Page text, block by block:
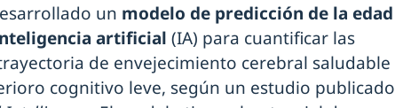
un modelo de predicción de la edad
artificial (IA) para cuantificar las
de envejecimiento cerebral saludable
cognitivo leve, según un estudio publicado